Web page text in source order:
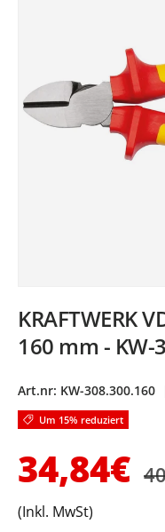
KRAFTWERK
160 mm - KW-
Art.nr: KW-308.300.160
Um 15% reduziert
34,84€
(Inkl. MwSt)